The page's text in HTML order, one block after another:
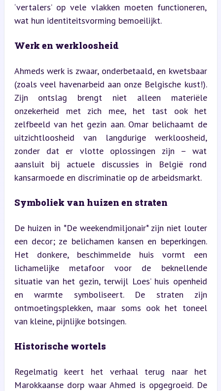
‘vertalers’ op vele vlakken moeten functioneren,
wat hun identiteitsvorming bemoeilijkt.
Werk en werkloosheid
Ahmeds werk is zwaar, onderbetaald, en kwetsbaar
(zoals veel havenarbeid aan onze Belgische kust!).
Zijn ontslag brengt niet alleen materiële
onzekerheid met zich mee, het tast ook het
zelfbeeld van het gezin aan. Omar belichaamt de
uitzichtloosheid van langdurige werkloosheid,
zonder dat er vlotte oplossingen zijn – wat
aansluit bij actuele discussies in België rond
kansarmoede en discriminatie op de arbeidsmarkt.
Symboliek van huizen en straten
De huizen in *De weekendmiljonair* zijn niet louter
een decor; ze belichamen kansen en beperkingen.
Het donkere, beschimmelde huis vormt een
lichamelijke metafoor voor de beknellende
situatie van het gezin, terwijl Loes’ huis openheid
en warmte symboliseert. De straten zijn
ontmoetingsplekken, maar soms ook het toneel
van kleine, pijnlijke botsingen.
Historische wortels
Regelmatig keert het verhaal terug naar het
Marokkaanse dorp waar Ahmed is opgegroeid. De